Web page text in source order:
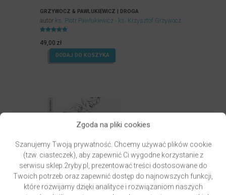
Zgoda na pliki cookies
Szanujemy Twoją prywatność. Chcemy używać plików cookie
(tzw. ciasteczek), aby zapewnić Ci wygodne korzystanie z
serwisu sklep.2ryby.pl, prezentować treści dostosowane do
Twoich potrzeb oraz zapewnić dostęp do najnowszych funkcji,
które rozwijamy dzięki analityce i rozwiązaniom naszych
GRZYWOCZ & PAWLUKIEWICZ | DROGA
autor ks. Piotr Pawlukiewicz ks. Krzysztof Grzywocz
5.00
na 5.
49,00 zł
DODAJ DO KOSZYKA